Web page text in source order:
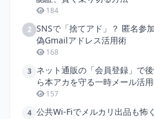
184
2 SNSで「捨てアド」？ 匿名参
偽Gmailアドレス活用術
168
3 ネット通販の「会員登録」で
ら本アカを守る一時メール活
157
4 公共Wi-Fiでメルカリ出品も怖